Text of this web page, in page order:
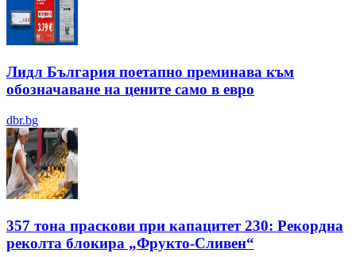
Лидл България поетапно преминава към
обозначаване на цените само в евро
dbr.bg
357 тона праскови при капацитет 230: Рекордна
реколта блокира „Фрукто-Сливен“